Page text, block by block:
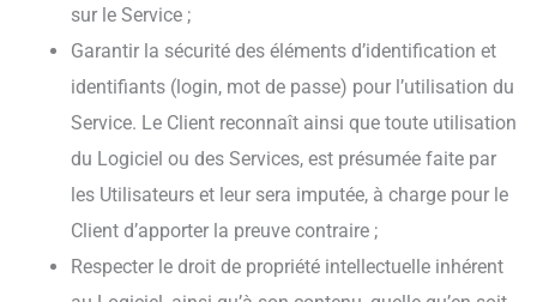
sur le Service ;
Garantir la sécurité des éléments d’identification et
identifiants (login, mot de passe) pour l’utilisation du
Service. Le Client reconnaît ainsi que toute utilisation
du Logiciel ou des Services, est présumée faite par
les Utilisateurs et leur sera imputée, à charge pour le
Client d’apporter la preuve contraire ;
Respecter le droit de propriété intellectuelle inhérent